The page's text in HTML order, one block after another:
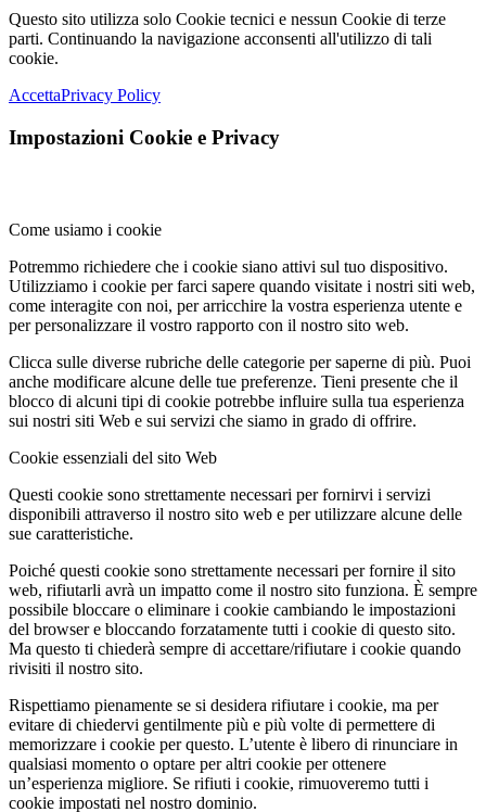
Questo sito utilizza solo Cookie tecnici e nessun Cookie di terze
parti. Continuando la navigazione acconsenti all'utilizzo di tali
cookie.
AccettaPrivacy Policy
Impostazioni Cookie e Privacy
Come usiamo i cookie
Potremmo richiedere che i cookie siano attivi sul tuo dispositivo.
Utilizziamo i cookie per farci sapere quando visitate i nostri siti web,
come interagite con noi, per arricchire la vostra esperienza utente e
per personalizzare il vostro rapporto con il nostro sito web.
Clicca sulle diverse rubriche delle categorie per saperne di più. Puoi
anche modificare alcune delle tue preferenze. Tieni presente che il
blocco di alcuni tipi di cookie potrebbe influire sulla tua esperienza
sui nostri siti Web e sui servizi che siamo in grado di offrire.
Cookie essenziali del sito Web
Questi cookie sono strettamente necessari per fornirvi i servizi
disponibili attraverso il nostro sito web e per utilizzare alcune delle
sue caratteristiche.
Poiché questi cookie sono strettamente necessari per fornire il sito
web, rifiutarli avrà un impatto come il nostro sito funziona. È sempre
possibile bloccare o eliminare i cookie cambiando le impostazioni
del browser e bloccando forzatamente tutti i cookie di questo sito.
Ma questo ti chiederà sempre di accettare/rifiutare i cookie quando
rivisiti il nostro sito.
Rispettiamo pienamente se si desidera rifiutare i cookie, ma per
evitare di chiedervi gentilmente più e più volte di permettere di
memorizzare i cookie per questo. L’utente è libero di rinunciare in
qualsiasi momento o optare per altri cookie per ottenere
un’esperienza migliore. Se rifiuti i cookie, rimuoveremo tutti i
cookie impostati nel nostro dominio.